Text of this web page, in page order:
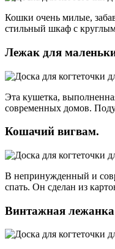
Кошки очень милые,
стильный шкаф с
Лежак для
Эта кушетка,
современных домов.
Кошачий вигвам.
В непринужденный и
спать. Он сделан из
Винтажная